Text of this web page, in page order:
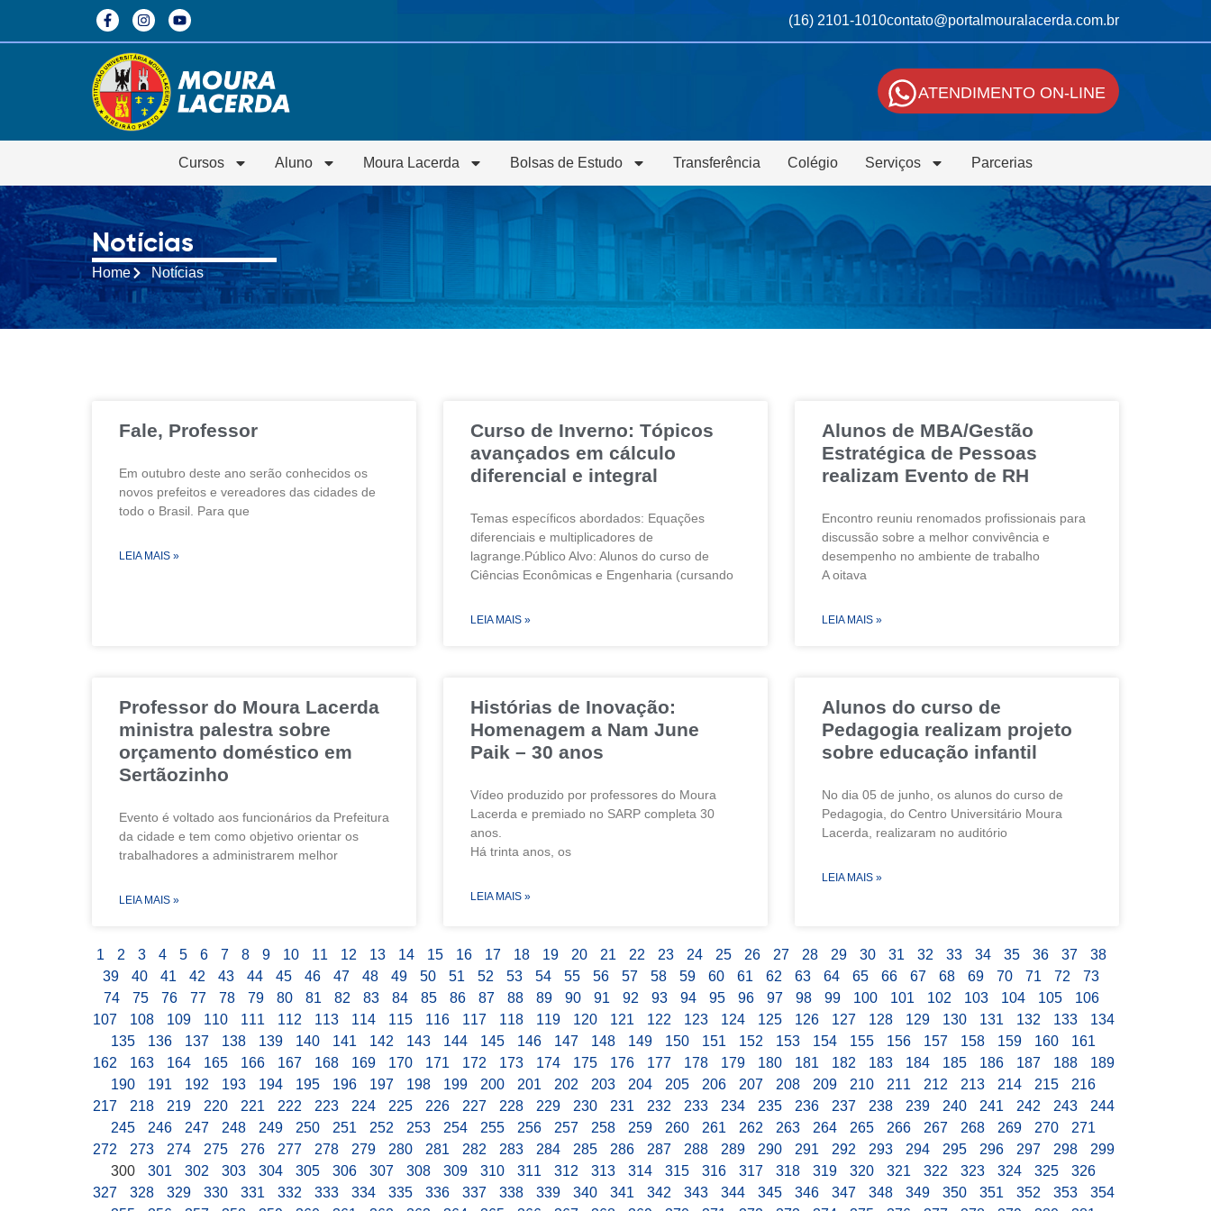
(16) 2101-1010contato@portalmouralacerda.com.br
ATENDIMENTO ON-LINE
Cursos Aluno Moura Lacerda Bolsas de Estudo Transferência Colégio Serviços Parcerias
Notícias
Home Notícias
Fale, Professor
Em outubro deste ano serão conhecidos os
novos prefeitos e vereadores das cidades de
todo o Brasil. Para que
LEIA MAIS »
Curso de Inverno: Tópicos
avançados em cálculo
diferencial e integral
Temas específicos abordados: Equações
diferenciais e multiplicadores de
lagrange.Público Alvo: Alunos do curso de
Ciências Econômicas e Engenharia (cursando
LEIA MAIS »
Alunos de MBA/Gestão
Estratégica de Pessoas
realizam Evento de RH
Encontro reuniu renomados profissionais para
discussão sobre a melhor convivência e
desempenho no ambiente de trabalho
A oitava
LEIA MAIS »
Professor do Moura Lacerda
ministra palestra sobre
orçamento doméstico em
Sertãozinho
Evento é voltado aos funcionários da Prefeitura
da cidade e tem como objetivo orientar os
trabalhadores a administrarem melhor
LEIA MAIS »
Histórias de Inovação:
Homenagem a Nam June
Paik – 30 anos
Vídeo produzido por professores do Moura
Lacerda e premiado no SARP completa 30
anos.
Há trinta anos, os
LEIA MAIS »
Alunos do curso de
Pedagogia realizam projeto
sobre educação infantil
No dia 05 de junho, os alunos do curso de
Pedagogia, do Centro Universitário Moura
Lacerda, realizaram no auditório
LEIA MAIS »
1 2 3 4 5 6 7 8 9 10 11 12 13 14 15 16 17 18 19 20 21 22 23 24 25 26 27 28 29 30 31 32 33 34 35 36 37
38
39
40 41 42 43 44 45 46 47 48 49 50 51 52 53 54 55 56 57 58 59 60 61 62 63 64 65 66 67 68 69 70 71 72
73
74
75 76 77 78 79 80 81 82 83 84 85 86 87 88 89 90 91 92 93 94 95 96 97 98 99 100 101 102 103 104 105
106
107
108 109 110 111 112 113 114 115 116 117 118 119 120 121 122 123 124 125 126 127 128 129 130 131 132 133
134
135
136 137 138 139 140 141 142 143 144 145 146 147 148 149 150 151 152 153 154 155 156 157 158 159 160
161
162
163 164 165 166 167 168 169 170 171 172 173 174 175 176 177 178 179 180 181 182 183 184 185 186 187 188
189
190
191 192 193 194 195 196 197 198 199 200 201 202 203 204 205 206 207 208 209 210 211 212 213 214 215
216
217
218 219 220 221 222 223 224 225 226 227 228 229 230 231 232 233 234 235 236 237 238 239 240 241 242 243
244
245
246 247 248 249 250 251 252 253 254 255 256 257 258 259 260 261 262 263 264 265 266 267 268 269 270
271
272
273 274 275 276 277 278 279 280 281 282 283 284 285 286 287 288 289 290 291 292 293 294 295 296 297 298
299
300
301 302 303 304 305 306 307 308 309 310 311 312 313 314 315 316 317 318 319 320 321 322 323 324 325
326
327
328 329 330 331 332 333 334 335 336 337 338 339 340 341 342 343 344 345 346 347 348 349 350 351 352 353
354